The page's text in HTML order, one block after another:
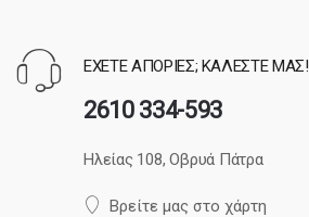
ΕΧΕΤΕ ΑΠΟΡΙΕΣ; ΚΑΛΕΣΤΕ ΜΑΣ!
2610 334-593
Ηλείας 108, Οβρυά Πάτρα
Βρείτε μας στο χάρτη